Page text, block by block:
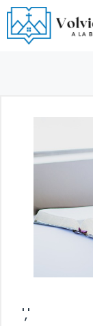
Saltar
al
contenido
','